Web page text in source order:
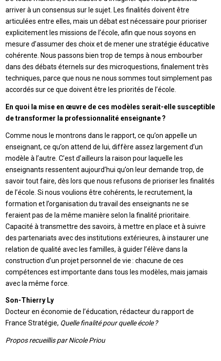
arriver à un consensus sur le sujet. Les finalités doivent être
articulées entre elles, mais un débat est nécessaire pour prioriser
explicitement les missions de l’école, afin que nous soyons en
mesure d’assumer des choix et de mener une stratégie éducative
cohérente. Nous passons bien trop de temps à nous embourber
dans des débats éternels sur des microquestions, finalement très
techniques, parce que nous ne nous sommes tout simplement pas
accordés sur ce que doivent être les priorités de l’école.
En quoi la mise en œuvre de ces modèles serait-elle susceptible
de transformer la professionnalité enseignante ?
Comme nous le montrons dans le rapport, ce qu’on appelle un
enseignant, ce qu’on attend de lui, diffère assez largement d’un
modèle à l’autre. C’est d’ailleurs la raison pour laquelle les
enseignants ressentent aujourd’hui qu’on leur demande trop, de
savoir tout faire, dès lors que nous refusons de prioriser les finalités
de l’école. Si nous voulions être cohérents, le recrutement, la
formation et l’organisation du travail des enseignants ne se
feraient pas de la même manière selon la finalité prioritaire.
Capacité à transmettre des savoirs, à mettre en place et à suivre
des partenariats avec des institutions extérieures, à instaurer une
relation de qualité avec les familles, à guider l’élève dans la
construction d’un projet personnel de vie : chacune de ces
compétences est importante dans tous les modèles, mais jamais
avec la même force.
Son-Thierry Ly
Docteur en économie de l’éducation, rédacteur du rapport de
France Stratégie, Quelle finalité pour quelle école ?
Propos recueillis par Nicole Priou